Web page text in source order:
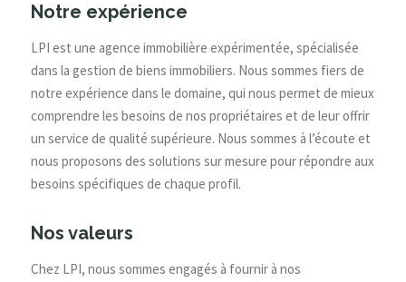
Notre expérience
LPI est une agence immobilière expérimentée, spécialisée
dans la gestion de biens immobiliers. Nous sommes fiers de
notre expérience dans le domaine, qui nous permet de mieux
comprendre les besoins de nos propriétaires et de leur offrir
un service de qualité supérieure. Nous sommes à l’écoute et
nous proposons des solutions sur mesure pour répondre aux
besoins spécifiques de chaque profil.
Nos valeurs
Chez LPI, nous sommes engagés à fournir à nos